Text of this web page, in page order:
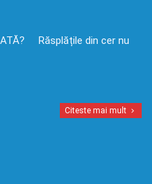
Răsplățile din cer nu
Citeste mai mult